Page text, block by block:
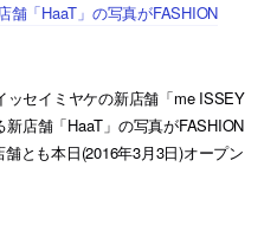
舗「HaaT」の写真がFASHION
ッセイミヤケの新店舗「me ISSEY
新店舗「HaaT」の写真がFASHION
とも本日(2016年3月3日)オープン